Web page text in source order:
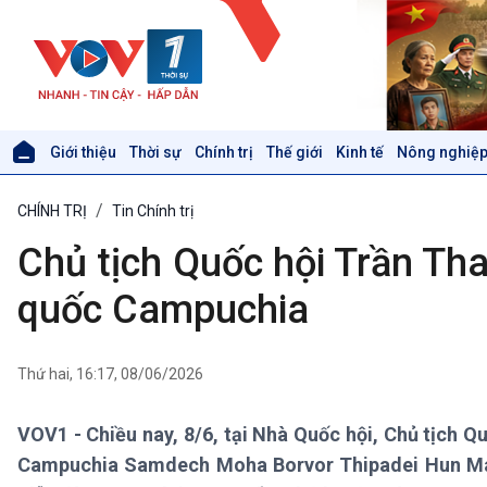
Giới thiệu Thời sự Chính trị Thế giới Kinh tế Nông
Thời sự 12h
Thời sự 18h
Thời sự 21h30
Bản tin
Xã hội
Tin Đời sống & Xã hội
Khoa học & Công nghệ
Tin Khoa học & Công nghệ
CHÍNH TRỊ Tin Chính trị
Chủ tịch Quốc hội Trần
quốc Campuchia
Thứ hai, 16:17, 08/06/2026
VOV1 - Chiều nay, 8/6, tại Nhà Quốc hội, Chủ tịch
Campuchia Samdech Moha Borvor Thipadei Hun